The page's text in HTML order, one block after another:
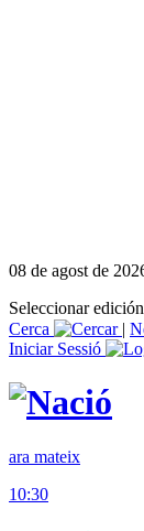
08 de agost de
Seleccionar
Cerca
|
Iniciar Sessió
ara mateix
10:30